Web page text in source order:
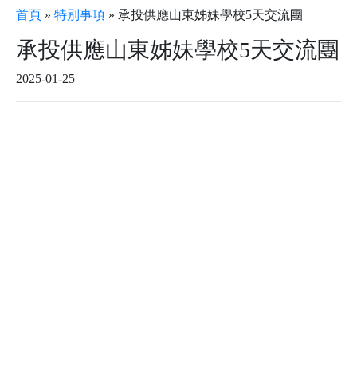
首頁 » 特別事項 » 承投供應山東姊妹學校5天交流團
承投供應山東姊妹學校5天交流團
2025-01-25